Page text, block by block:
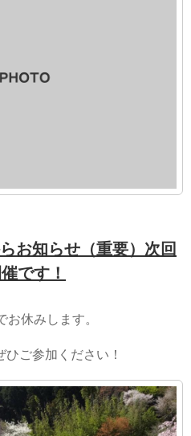
お知らせ（重要）次回
です！
休みします。
ご参加ください！